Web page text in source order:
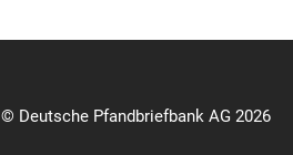
© Deutsche Pfandbriefbank AG 2026